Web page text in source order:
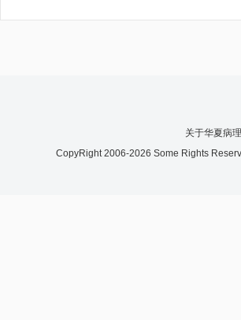
关于华夏病理
CopyRight 2006-2026 Some Rights